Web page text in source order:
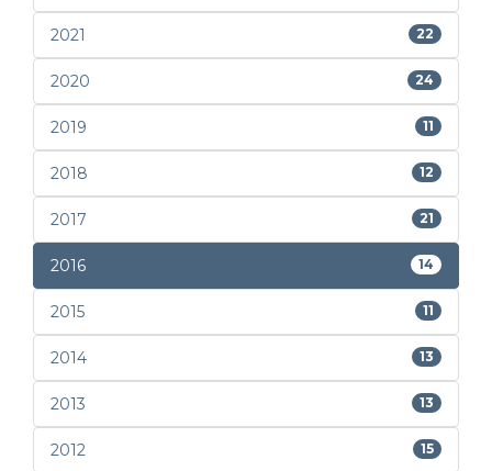
2021 22
2020 24
2019 11
2018 12
2017 21
2016 14
2015 11
2014 13
2013 13
2012 15